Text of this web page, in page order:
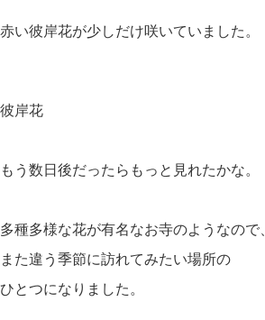
赤い彼岸花が少しだけ咲いていました。
彼岸花
もう数日後だったらもっと見れたかな。
多種多様な花が有名なお寺のようなので、
また違う季節に訪れてみたい場所の
ひとつになりました。